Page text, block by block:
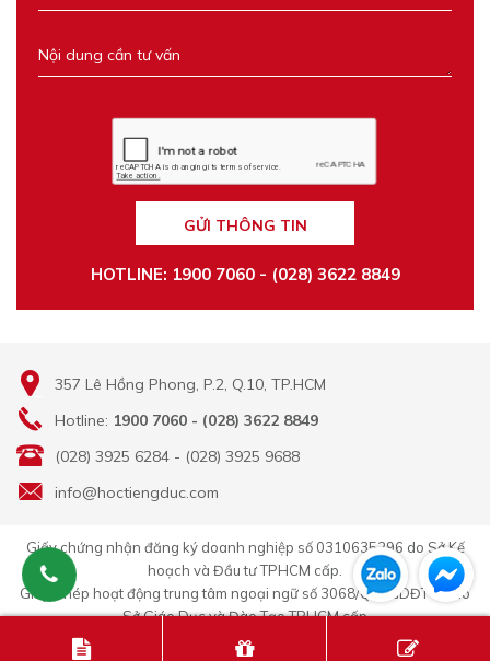
GỬI THÔNG TIN
HOTLINE: 1900 7060 - (028) 3622 8849
357 Lê Hồng Phong, P.2, Q.10, TP.HCM
Hotline: 1900 7060 - (028) 3622 8849
(028) 3925 6284 - (028) 3925 9688
info@hoctiengduc.com
Giấy chứng nhận đăng ký doanh nghiệp số 0310635296 do Sở Kế
hoạch và Đầu tư TPHCM cấp.
Giấy Phép hoạt động trung tâm ngoại ngữ số 3068/QĐ-GDĐT-TC do
Sở Giáo Dục và Đào Tạo TPHCM cấp